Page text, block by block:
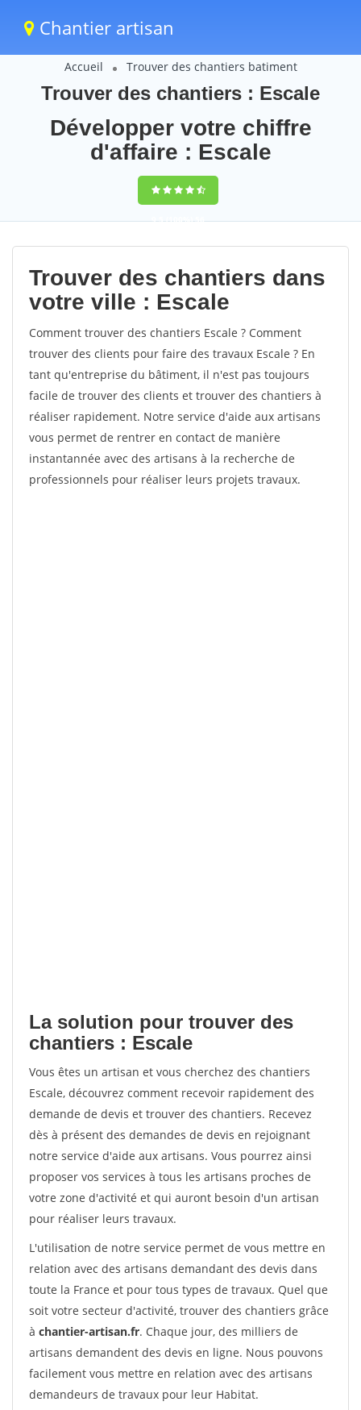
Chantier artisan
Accueil Trouver des chantiers batiment
Trouver des chantiers : Escale
Développer votre chiffre
d'affaire : Escale
9,5(100%)56
votes
Trouver des chantiers dans
votre ville : Escale
Comment trouver des chantiers Escale ? Comment
trouver des clients pour faire des travaux Escale ? En
tant qu'entreprise du bâtiment, il n'est pas toujours
facile de trouver des clients et trouver des chantiers à
réaliser rapidement. Notre service d'aide aux artisans
vous permet de rentrer en contact de manière
instantannée avec des artisans à la recherche de
professionnels pour réaliser leurs projets travaux.
La solution pour trouver des
chantiers : Escale
Vous êtes un artisan et vous cherchez des chantiers
Escale, découvrez comment recevoir rapidement des
demande de devis et trouver des chantiers. Recevez
dès à présent des demandes de devis en rejoignant
notre service d'aide aux artisans. Vous pourrez ainsi
proposer vos services à tous les artisans proches de
votre zone d'activité et qui auront besoin d'un artisan
pour réaliser leurs travaux.
L'utilisation de notre service permet de vous mettre en
relation avec des artisans demandant des devis dans
toute la France et pour tous types de travaux. Quel que
soit votre secteur d'activité, trouver des chantiers grâce
à chantier-artisan.fr. Chaque jour, des milliers de
artisans demandent des devis en ligne. Nous pouvons
facilement vous mettre en relation avec des artisans
demandeurs de travaux pour leur Habitat.